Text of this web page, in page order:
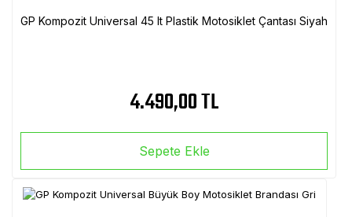
GP Kompozit Universal 45 lt Plastik Motosiklet Çantası Siyah
4.490,00 TL
Sepete Ekle